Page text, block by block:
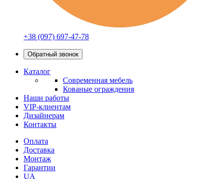
+38 (097) 697-47-78
Обратный звонок
Каталог
Современная мебель
Кованые ограждения
Наши работы
VIP-клиентам
Дизайнерам
Контакты
Оплата
Доставка
Монтаж
Гарантии
UA